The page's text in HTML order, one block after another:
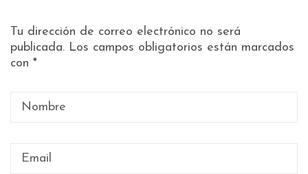
Tu dirección de correo electrónico no será
publicada. Los campos obligatorios están marcados
con *